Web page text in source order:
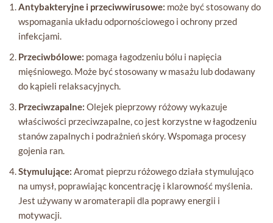
Antybakteryjne i przeciwwirusowe: może być stosowany do
wspomagania układu odpornościowego i ochrony przed
infekcjami.
Przeciwbólowe: pomaga łagodzeniu bólu i napięcia
mięśniowego. Może być stosowany w masażu lub dodawany
do kąpieli relaksacyjnych.
Przeciwzapalne: Olejek pieprzowy różowy wykazuje
właściwości przeciwzapalne, co jest korzystne w łagodzeniu
stanów zapalnych i podrażnień skóry. Wspomaga procesy
gojenia ran.
Stymulujące: Aromat pieprzu różowego działa stymulująco
na umysł, poprawiając koncentrację i klarowność myślenia.
Jest używany w aromaterapii dla poprawy energii i
motywacji.